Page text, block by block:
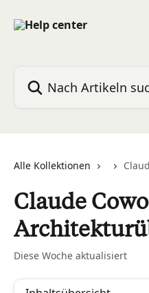
Alle Kollektionen
Claude
Diese Woche aktualisiert